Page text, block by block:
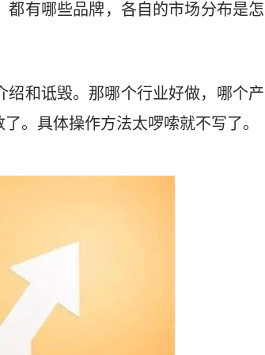
有哪些品牌，各自的市场分布是怎
和诋毁。那哪个行业好做，哪个产
。具体操作方法太啰嗦就不写了。